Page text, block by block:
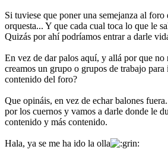
Si tuviese que poner una semejanza al foro
orquesta... Y que cada cual toca lo que le
Quizás por ahí podríamos entrar a darle
En vez de dar palos aquí, y allá por que no
creamos un grupo o grupos de trabajo para
contenido del foro?
Que opináis, en vez de echar balones
por los cuernos y vamos a darle donde le
contenido y más contenido.
Hala, ya se me ha ido la olla